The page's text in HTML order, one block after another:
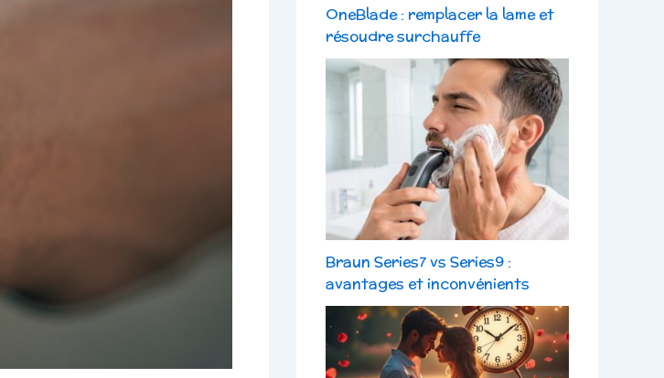
OneBlade : remplacer la lame et
résoudre surchauffe
Braun Series7 vs Series9 :
avantages et inconvénients